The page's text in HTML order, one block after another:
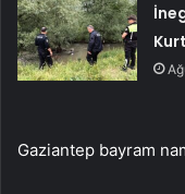
Gaziantep bayram